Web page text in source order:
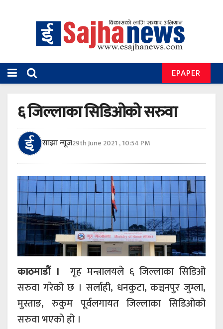
EPAPER
६ जिल्लाका सिडिओको सरुवा
साझा न्यूज29th June 2021 , 10:54 PM
काठमाडौं । गृह मन्त्रालयले ६ जिल्लाका सिडिओ
सरुवा गरेको छ । सर्लाही, धनकुटा, कञ्चनपुर जुम्ला,
मुस्ताङ, रुकुम पूर्वलगायत जिल्लाका सिडिओको
सरुवा भएको हो ।